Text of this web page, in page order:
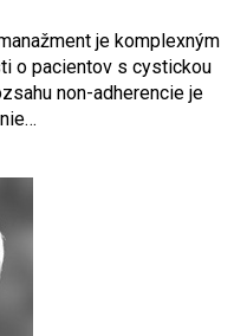
je komplexným
o pacientov s cystickou
non-adherencie je